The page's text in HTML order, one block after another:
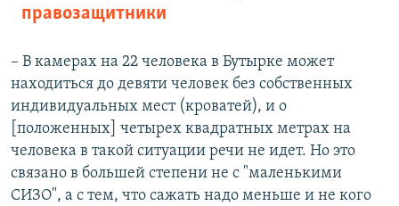
правозащитники
– В камерах на 22 человека в Бутырке может
находиться до девяти человек без собственных
индивидуальных мест (кроватей), и о
[положенных] четырех квадратных метрах на
человека в такой ситуации речи не идет. Но это
связано в большей степени не с "маленькими
СИЗО", а с тем, что сажать надо меньше и не кого